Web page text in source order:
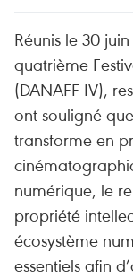
Réunis le 30
quatrième
(DANAFF IV),
ont souligné
transforme en
numérique, le
propriété
écosystème
essentiels afin